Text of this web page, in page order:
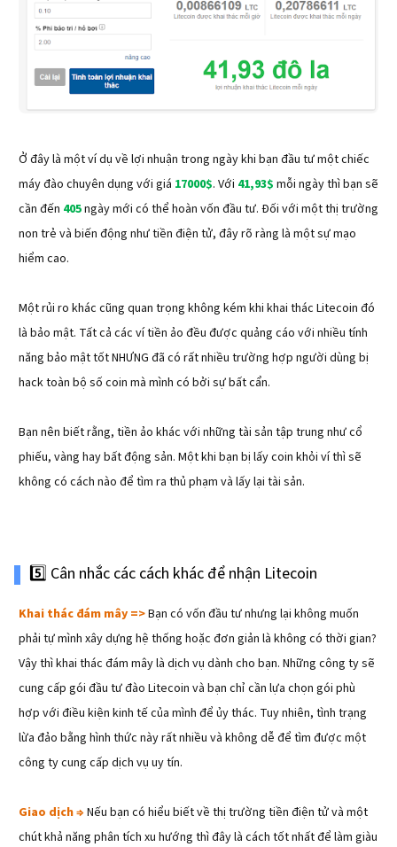
Ở đây là một ví dụ về lợi nhuận trong ngày khi bạn đầu tư một chiếc
máy đào chuyên dụng với giá 17000$. Với 41,93$ mỗi ngày thì bạn sẽ
cần đến 405ngày mới có thể hoàn vốn đầu tư. Đối với một thị trường
non trẻ và biến động như tiền điện tử, đây rõ ràng là một sự mạo
hiểm cao.
Một rủi ro khác cũng quan trọng không kém khi khai thác Litecoin đó
là bảo mật. Tất cả các ví tiền ảo đều được quảng cáo với nhiều tính
năng bảo mật tốt NHƯNG đã có rất nhiều trường hợp người dùng bị
hack toàn bộ số coin mà mình có bởi sự bất cẩn.
Bạn nên biết rằng, tiền ảo khác với những tài sản tập trung như cổ
phiếu, vàng hay bất động sản. Một khi bạn bị lấy coin khỏi ví thì sẽ
không có cách nào để tìm ra thủ phạm và lấy lại tài sản.
5️⃣ Cân nhắc các cách khác để nhận Litecoin
Khai thác đám mây =>Bạn có vốn đầu tư nhưng lại không muốn
phải tự mình xây dựng hệ thống hoặc đơn giản là không có thời gian?
Vậy thì khai thác đám mây là dịch vụ dành cho bạn. Những công ty sẽ
cung cấp gói đầu tư đào Litecoin và bạn chỉ cần lựa chọn gói phù
hợp với điều kiện kinh tế của mình để ủy thác. Tuy nhiên, tình trạng
lừa đảo bằng hình thức này rất nhiều và không dễ để tìm được một
công ty cung cấp dịch vụ uy tín.
Giao dịch ⇒Nếu bạn có hiểu biết về thị trường tiền điện tử và một
chút khả năng phân tích xu hướng thì đây là cách tốt nhất để làm giàu